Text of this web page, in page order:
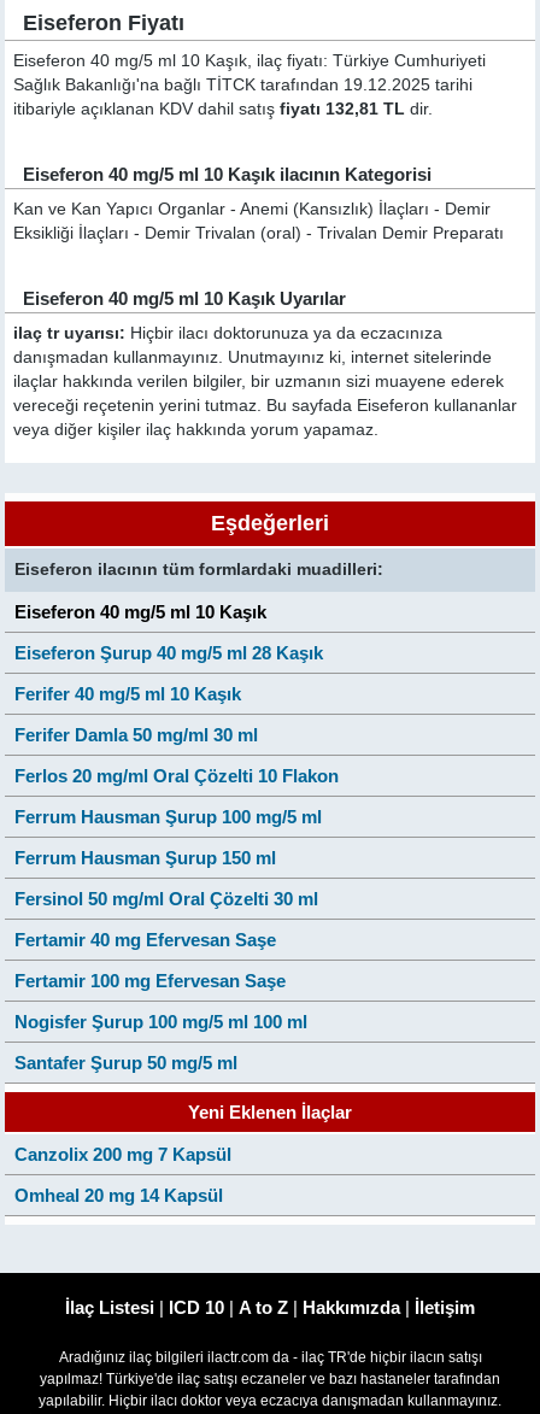
Eiseferon Fiyatı
Eiseferon 40 mg/5 ml 10 Kaşık, ilaç fiyatı: Türkiye Cumhuriyeti
Sağlık Bakanlığı'na bağlı TİTCK tarafından 19.12.2025 tarihi
itibariyle açıklanan KDV dahil satışfiyatı 132,81 TL dir.
Eiseferon 40 mg/5 ml 10 Kaşık ilacının Kategorisi
Kan ve Kan Yapıcı Organlar - Anemi (Kansızlık) İlaçları - Demir
Eksikliği İlaçları - Demir Trivalan (oral) - Trivalan Demir Preparatı
Eiseferon 40 mg/5 ml 10 Kaşık Uyarılar
ilaç tr uyarısı: Hiçbir ilacı doktorunuza ya da eczacınıza
danışmadan kullanmayınız. Unutmayınız ki, internet sitelerinde
ilaçlar hakkında verilen bilgiler, bir uzmanın sizi muayene ederek
vereceği reçetenin yerini tutmaz. Bu sayfada Eiseferon kullananlar
veya diğer kişiler ilaç hakkında yorum yapamaz.
Eşdeğerleri
Eiseferon ilacının tüm formlardaki muadilleri:
Eiseferon 40 mg/5 ml 10 Kaşık
Eiseferon Şurup 40 mg/5 ml 28 Kaşık
Ferifer 40 mg/5 ml 10 Kaşık
Ferifer Damla 50 mg/ml 30 ml
Ferlos 20 mg/ml Oral Çözelti 10 Flakon
Ferrum Hausman Şurup 100 mg/5 ml
Ferrum Hausman Şurup 150 ml
Fersinol 50 mg/ml Oral Çözelti 30 ml
Fertamir 40 mg Efervesan Saşe
Fertamir 100 mg Efervesan Saşe
Nogisfer Şurup 100 mg/5 ml 100 ml
Santafer Şurup 50 mg/5 ml
Yeni Eklenen İlaçlar
Canzolix 200 mg 7 Kapsül
Omheal 20 mg 14 Kapsül
İlaç Listesi | ICD 10 | A to Z | Hakkımızda| İletişim
Aradığınız ilaç bilgileri ilactr.com da - ilaç TR'de hiçbir ilacın satışı
yapılmaz! Türkiye'de ilaç satışı eczaneler ve bazı hastaneler tarafından
yapılabilir. Hiçbir ilacı doktor veya eczacıya danışmadan kullanmayınız.